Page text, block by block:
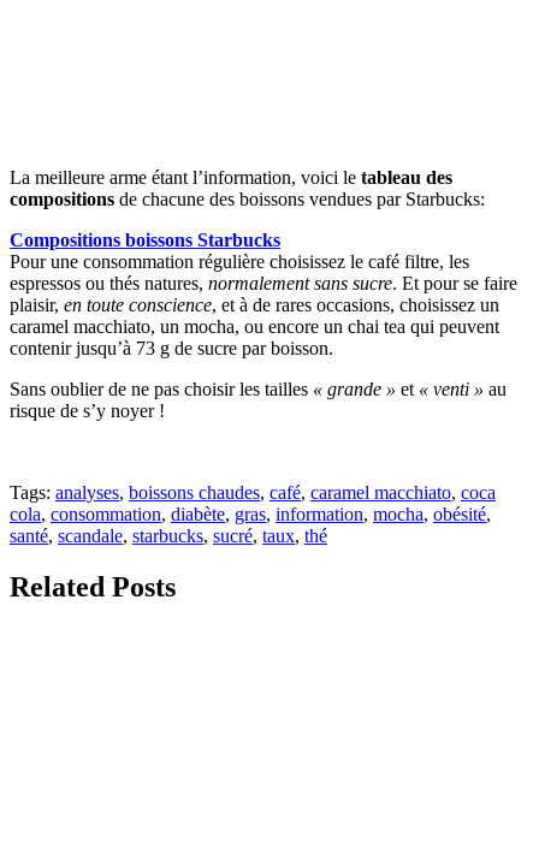
La meilleure arme étant l’information, voici le tableau des
compositions de chacune des boissons vendues par Starbucks:
Compositions boissons Starbucks
Pour une consommation régulière choisissez le café filtre, les
espressos ou thés natures, normalement sans sucre. Et pour se faire
plaisir, en toute conscience, et à de rares occasions, choisissez un
caramel macchiato, un mocha, ou encore un chai tea qui peuvent
contenir jusqu’à 73 g de sucre par boisson.
Sans oublier de ne pas choisir les tailles « grande » et « venti » au
risque de s’y noyer !
Tags: analyses, boissons chaudes, café, caramel macchiato, coca
cola, consommation, diabète, gras, information, mocha, obésité,
santé, scandale, starbucks, sucré, taux, thé
Related Posts